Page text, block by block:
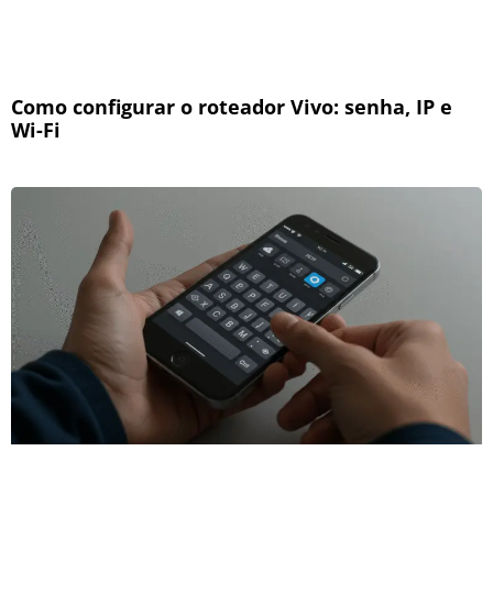
Como configurar o roteador Vivo: senha, IP e
Wi-Fi